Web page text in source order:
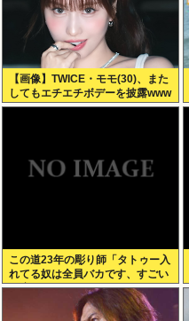
【画像】TWICE・モモ(30)、また
してもエチエチボデーを披露www
この道23年の彫り師「タトゥー入
れてる奴は全員バカです、すごい
民度低い」